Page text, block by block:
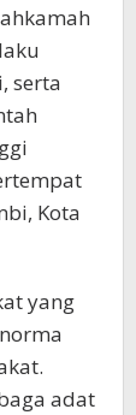
serta
Kota
yang
adat